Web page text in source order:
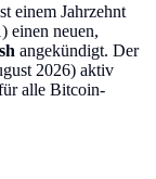
einem Jahrzehnt
einen neuen,
angekündigt. Der
2026) aktiv
alle Bitcoin-